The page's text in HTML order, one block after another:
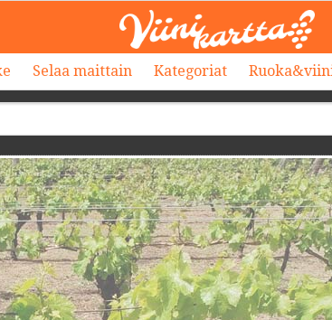
Selaa maittain Kategoriat